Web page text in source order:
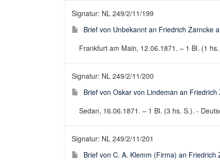
Signatur: NL 249/2/11/199
Brief von Unbekannt an Friedrich Zarncke
Frankfurt am Main, 12.06.1871. – 1 Bl. (1
Signatur: NL 249/2/11/200
Brief von Oskar von Lindeman an
Sedan, 16.06.1871. – 1 Bl. (3 hs. S.). -
Signatur: NL 249/2/11/201
Brief von C. A. Klemm (Firma) an